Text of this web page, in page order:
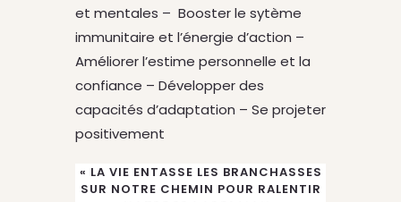
et mentales – Booster le sytème
immunitaire et l’énergie d’action –
Améliorer l’estime personnelle et la
confiance – Développer des
capacités d’adaptation – Se projeter
positivement
« LA VIE ENTASSE LES BRANCHASSES
SUR NOTRE CHEMIN POUR RALENTIR